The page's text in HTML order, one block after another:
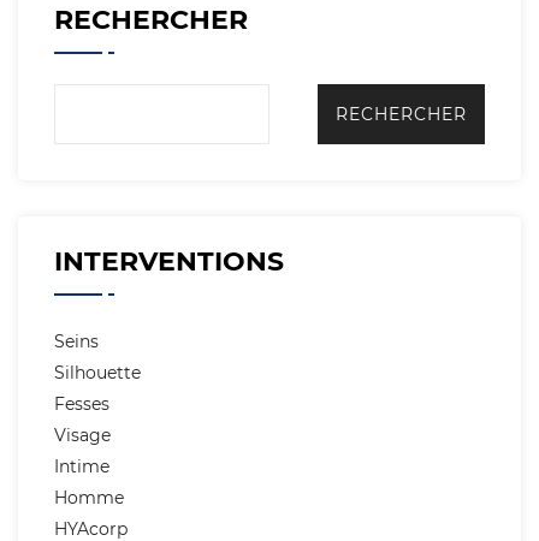
RECHERCHER
INTERVENTIONS
Seins
Silhouette
Fesses
Visage
Intime
Homme
HYAcorp